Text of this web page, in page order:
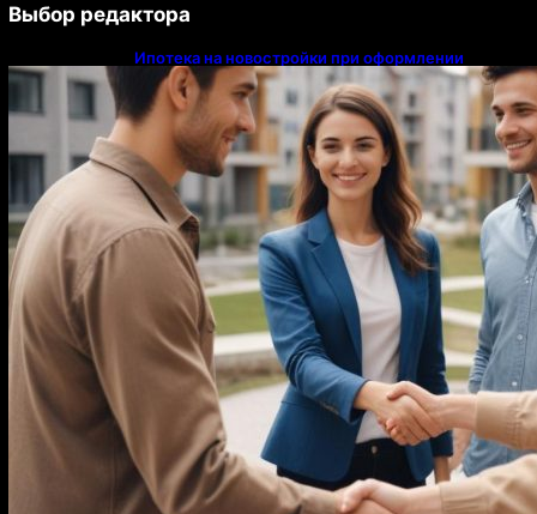
Выбор редактора
Ипотека на новостройки при оформлении
напрямую у застройщика